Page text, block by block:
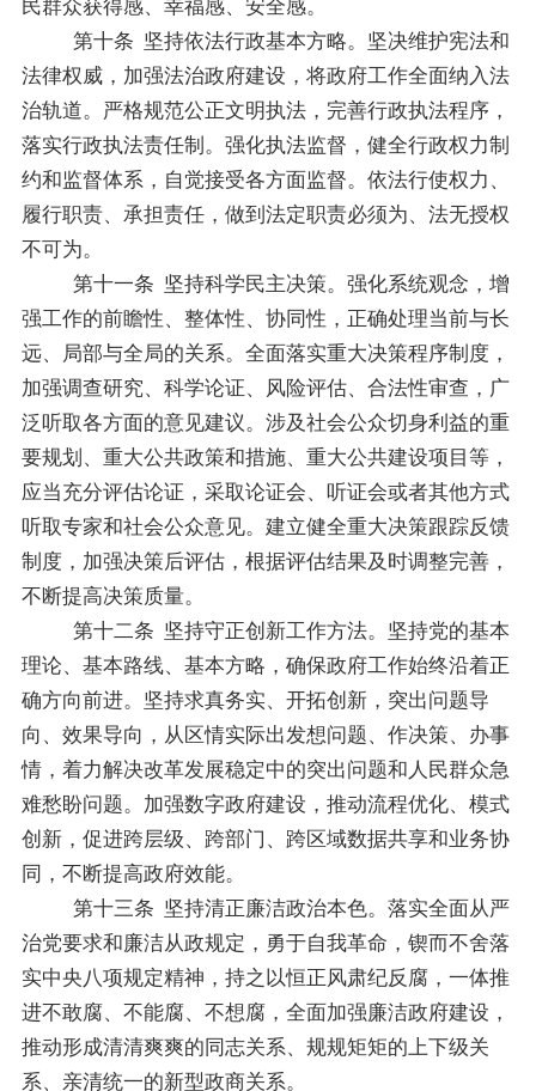
民群众获得感、幸福感、安全感。
第十条 坚持依法行政基本方略。 坚决维护宪法和
法律权威，加强法治政府建设，将政府工作全面纳入法
治轨道。严格规范公正文明执法，完善行政执法程序，
落实行政执法责任制。强化执法监督，健全行政权力制
约和监督体系，自觉接受各方面监督。依法行使权力、
履行职责、承担责任，做到法定职责必须为、法无授权
不可为。
第十一条 坚持科学民主决策。强化系统观念，增
强工作的前瞻性、整体性、协同性，正确处理当前与长
远、局部与全局的关系。全面落实重大决策程序制度，
加强调查研究、科学论证、风险评估、合法性审查，广
泛听取各方面的意见建议。涉及社会公众切身利益的重
要规划、重大公共政策和措施、重大公共建设项目等，
应当充分评估论证，采取论证会、听证会或者其他方式
听取专家和社会公众意见。建立健全重大决策跟踪反馈
制度，加强决策后评估，根据评估结果及时调整完善，
不断提高决策质量。
第十二条 坚持守正创新工作方法。坚持党的基本
理论、基本路线、基本方略，确保政府工作始终沿着正
确方向前进。坚持求真务实、开拓创新，突出问题导
向、效果导向，从 区情实际出发想问题、作决策、办事
情，着力解决改革发展稳定中的突出问题和人民群众急
难愁盼问题。加强数字政府建设，推动流程优化、模式
创新，促进跨层级、跨部门、跨区域数据共享和业务协
同，不断提高政府效能。
第十三条 坚持清正廉洁政治本色。 落实全面从严
治党要求和廉洁从政规定，勇于自我革命，锲而不舍落
实中央八项规定精神，持之以恒正风肃纪反腐，一体推
进不敢腐、不能腐、不想腐，全面加强廉洁政府建设，
推动形成清清爽爽的同志关系、规规矩矩的上下级关
系、亲清统一的新型政商关系。